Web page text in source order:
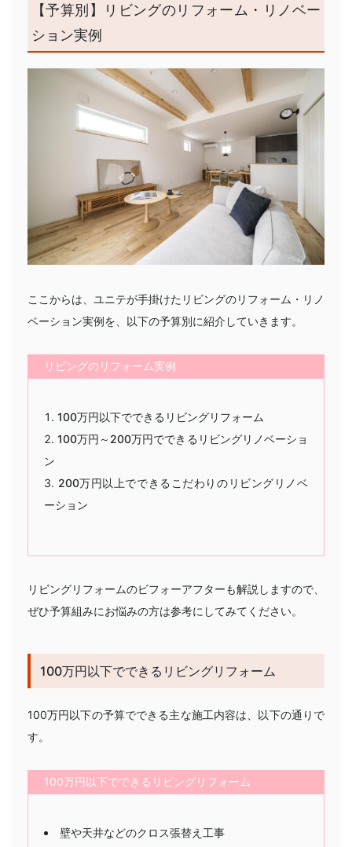
【予算別】リビングのリフォーム・リノベー
ション実例
ここからは、ユニテが手掛けたリビングのリフォーム・リノ
ベーション実例を、以下の予算別に紹介していきます。
リビングのリフォーム実例
100万円以下でできるリビングリフォーム
100万円～200万円でできるリビングリノベーショ
ン
200万円以上でできるこだわりのリビングリノベ
ーション
リビングリフォームのビフォーアフターも解説しますので、
ぜひ予算組みにお悩みの方は参考にしてみてください。
100万円以下でできるリビングリフォーム
100万円以下の予算でできる主な施工内容は、以下の通りで
す。
100万円以下でできるリビングリフォーム
壁や天井などのクロス張替え工事